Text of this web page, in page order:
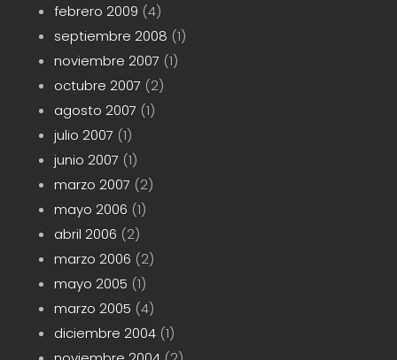
febrero 2009 (4)
septiembre 2008 (1)
noviembre 2007 (1)
octubre 2007 (2)
agosto 2007 (1)
julio 2007 (1)
junio 2007 (1)
marzo 2007 (2)
mayo 2006 (1)
abril 2006 (2)
marzo 2006 (2)
mayo 2005 (1)
marzo 2005 (4)
diciembre 2004(1)